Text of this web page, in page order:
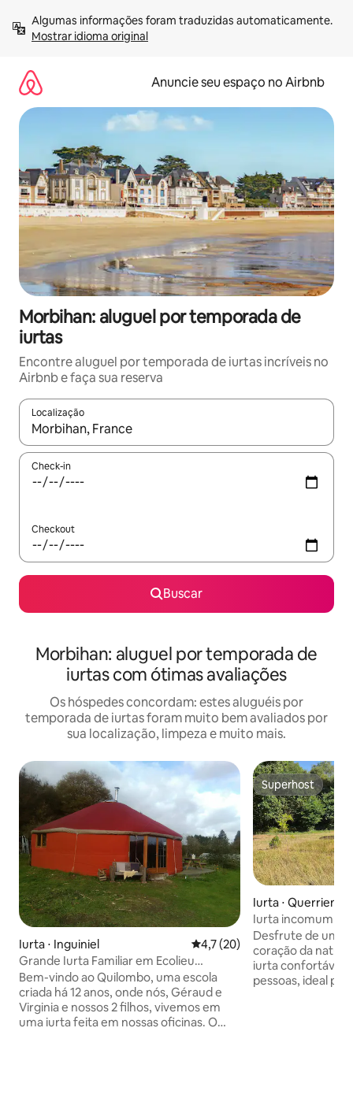
para
Mostrar idioma original
Anuncie seu espaço no Airbnb
Morbihan: aluguel por temporada de
iurtas
Encontre aluguel por temporada de iurtas incríveis no
Airbnb e faça sua reserva
Localização
Quando os resultados estiverem disponíveis, explore-os
Check-in
Checkout
Buscar
Morbihan: aluguel por temporada de
iurtas com ótimas avaliações
Os hóspedes concordam: estes aluguéis por
temporada de iurtas foram muito bem avaliados por
sua localização, limpeza e muito mais.
Iurta ⋅ Inguiniel 4,7 de uma avaliação média
4,7 (20)
Grande Iurta Familiar em Ecolieu
compartilhado
Bem-vindo ao Quilombo, uma escola
criada há 12 anos, onde nós, Géraud e
Virginia e nossos 2 filhos, vivemos em
uma iurta feita em nossas oficinas. O
Superhost
Superhost
Iurta ⋅ Querrien
Iurta incomum
Desfrute de uma
coração da natureza!
iurta confortável
pessoas, ideal